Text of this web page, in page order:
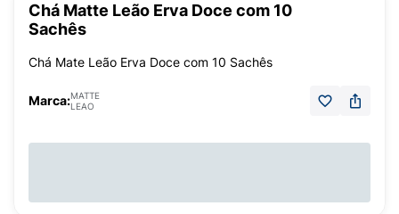
Chá Matte Leão Erva Doce com 10
Sachês
Chá Mate Leão Erva Doce com 10 Sachês
Marca:MATTE
LEAO